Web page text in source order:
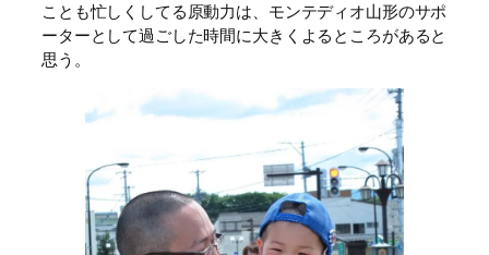
ことも忙しくしてる原動力は、モンテディオ山形のサポ
ーターとして過ごした時間に大きくよるところがあると
思う。